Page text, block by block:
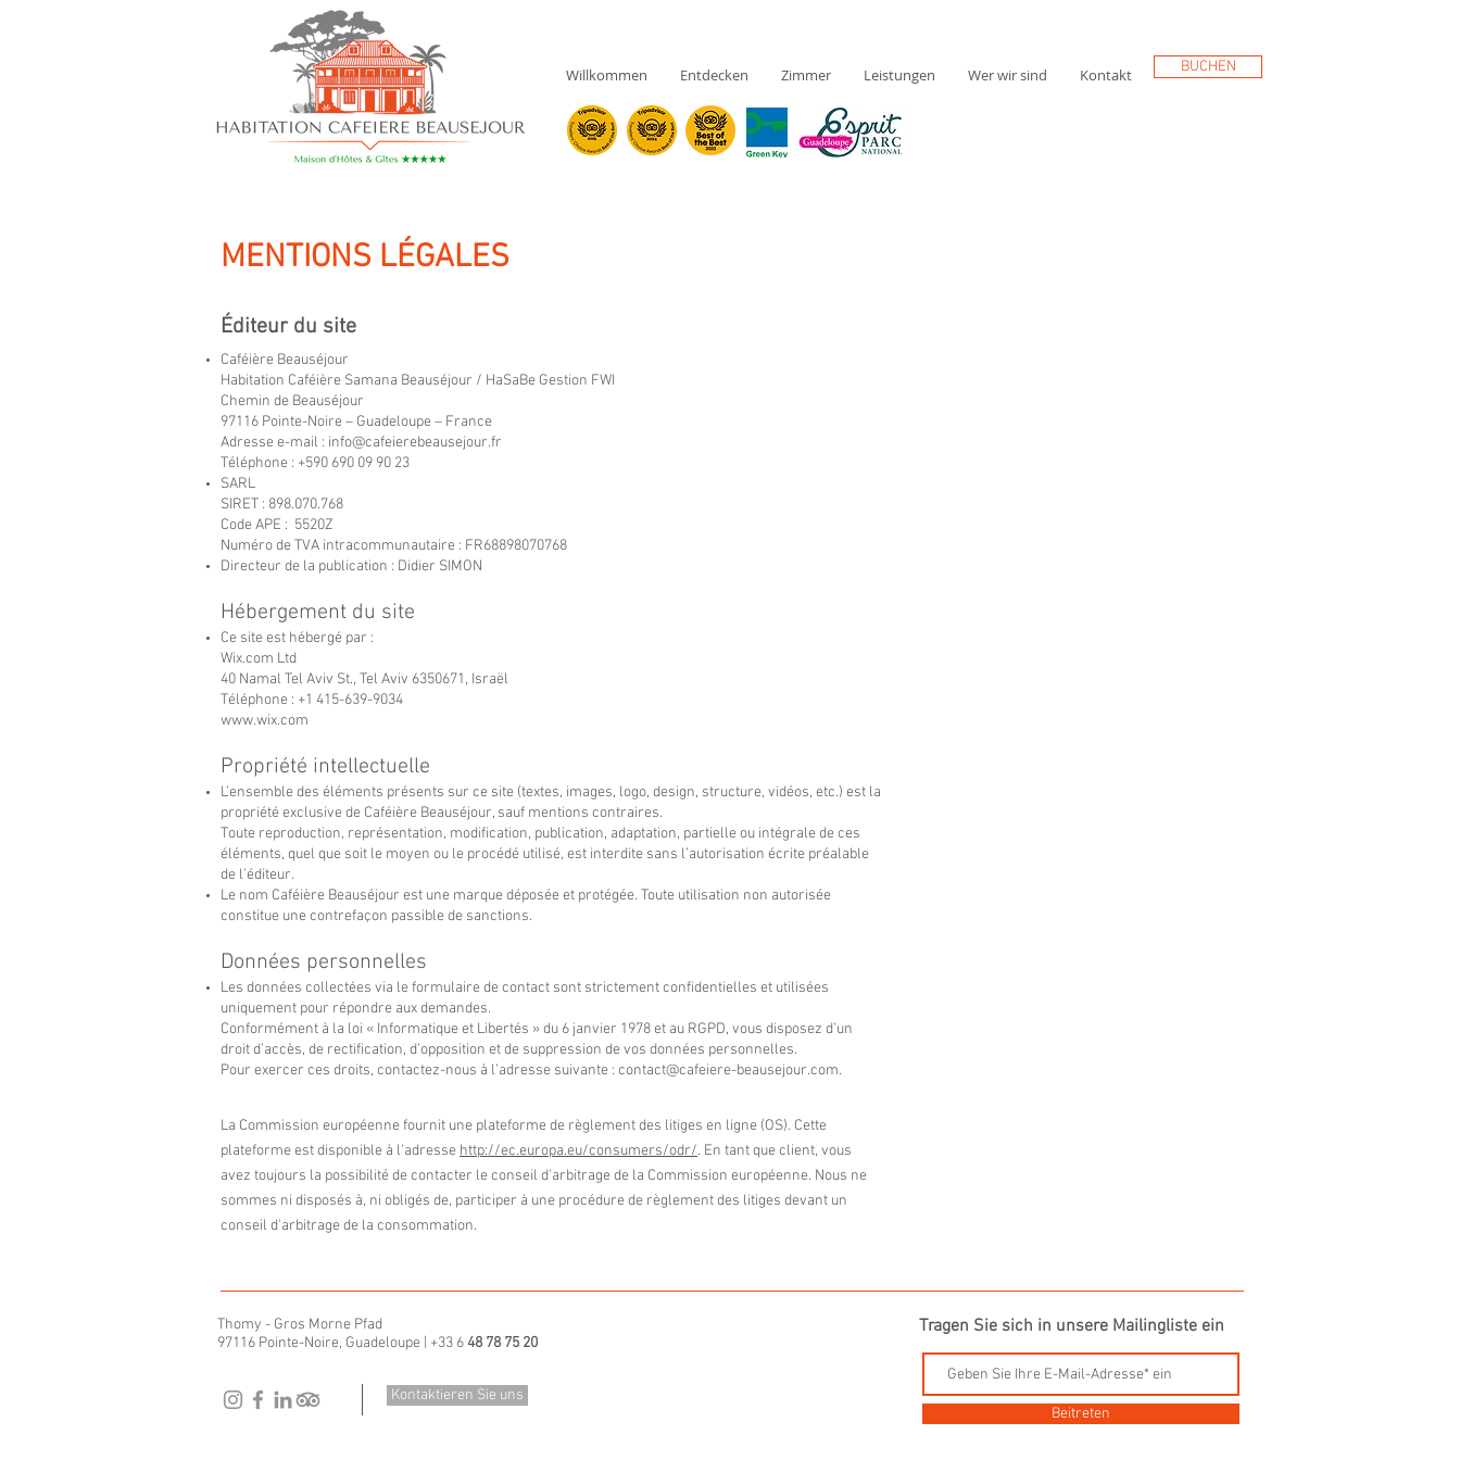
Willkommen Entdecken Zimmer Leistungen Wer wir sind Kontakt BUCHEN
MENTIONS LÉGALES
Éditeur du site
Caféière Beauséjour
Habitation Caféière Samana Beauséjour / HaSaBe Gestion FWI
Chemin de Beauséjour
97116 Pointe-Noire – Guadeloupe – France
Adresse e-mail : info@cafeierebeausejour.fr
Téléphone : +590 690 09 90 23
SARL
SIRET : 898.070.768
Code APE : 5520Z
Numéro de TVA intracommunautaire : FR68898070768
Directeur de la publication : Didier SIMON
Hébergement du site
Ce site est hébergé par :
Wix.com Ltd
40 Namal Tel Aviv St., Tel Aviv 6350671, Israël
Téléphone : +1 415-639-9034
www.wix.com
Propriété intellectuelle
L’ensemble des éléments présents sur ce site (textes, images, logo, design, structure, vidéos, etc.) est la
propriété exclusive de Caféière Beauséjour, sauf mentions contraires.
Toute reproduction, représentation, modification, publication, adaptation, partielle ou intégrale de ces
éléments, quel que soit le moyen ou le procédé utilisé, est interdite sans l’autorisation écrite préalable
de l’éditeur.
Le nom Caféière Beauséjour est une marque déposée et protégée. Toute utilisation non autorisée
constitue une contrefaçon passible de sanctions.
Données personnelles
Les données collectées via le formulaire de contact sont strictement confidentielles et utilisées
uniquement pour répondre aux demandes.
Conformément à la loi « Informatique et Libertés » du 6 janvier 1978 et au RGPD, vous disposez d’un
droit d’accès, de rectification, d’opposition et de suppression de vos données personnelles.
Pour exercer ces droits, contactez-nous à l’adresse suivante : contact@cafeiere-beausejour.com.
La Commission européenne fournit une plateforme de règlement des litiges en ligne (OS). Cette
plateforme est disponible à l'adresse http://ec.europa.eu/consumers/odr/. En tant que client, vous
avez toujours la possibilité de contacter le conseil d'arbitrage de la Commission européenne. Nous ne
sommes ni disposés à, ni obligés de, participer à une procédure de règlement des litiges devant un
conseil d'arbitrage de la consommation.
Thomy - Gros Morne Pfad
97116 Pointe-Noire, Guadeloupe | +33 648 78 75 20
Kontaktieren Sie uns
Tragen Sie sich in unsere Mailingliste ein
Beitreten